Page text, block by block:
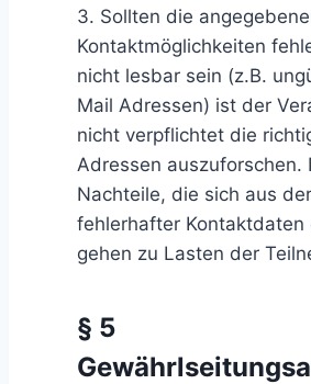
3. Sollten die
Kontaktmöglichkeiten
nicht lesbar sein (z.B.
Mail Adressen) ist der
nicht verpflichtet die
Adressen auszuforschen.
Nachteile, die sich aus
fehlerhafter Kontaktdaten
gehen zu Lasten der
§ 5